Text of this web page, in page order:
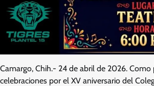
Camargo, Chih.- 24 de abril de 2026. Como
celebraciones por el XV aniversario del